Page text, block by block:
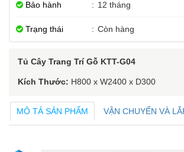
Bảo hành : 12 tháng
Trạng thái : Còn hàng
Tủ Cây Trang Trí Gỗ KTT-G04
Kích Thước: H800 x W2400 x D300
MÔ TẢ SẢN PHẨM VẬN CHUYỂN VÀ